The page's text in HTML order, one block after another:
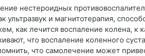
нестероидных
ультразвук и магнитотерапия,
как лечится воспаление колена, к
что воспаление коленного
что самолечение может